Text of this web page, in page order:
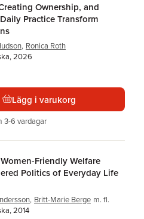
Ownership, and
Practice Transform
, Ronica Roth
2026
Lägg i varukorg
3-6 vardagar
Friendly Welfare
Politics of Everyday Life
, Britt-Marie Berge m. fl.
2014